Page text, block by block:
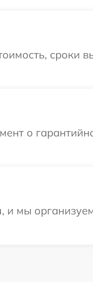
сроки
о
мы